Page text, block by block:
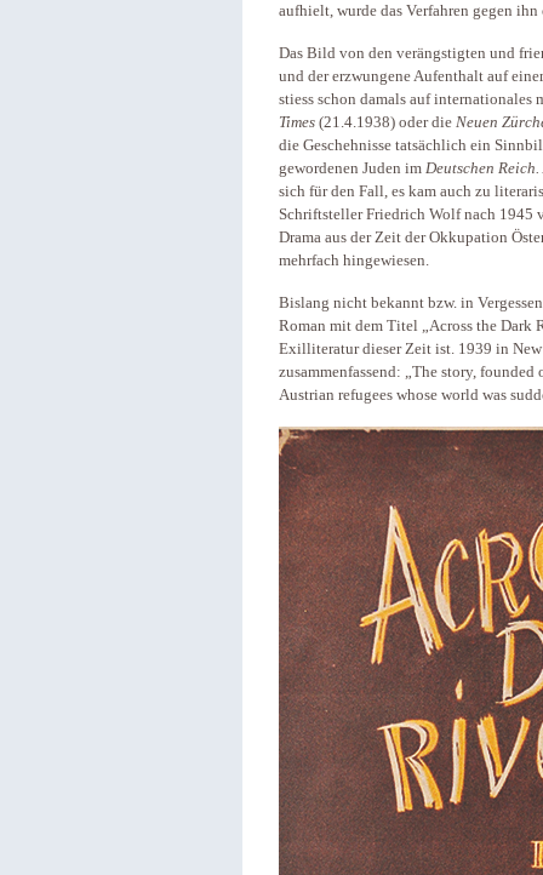
aufhielt, wurde das Verfahren gegen
Das Bild von den verängstigten und
und der erzwungene Aufenthalt auf
stiess schon damals auf internationales
Times (21.4.1938) oder die Neuen
die Geschehnisse tatsächlich ein
gewordenen Juden im Deutschen Reich.
sich für den Fall, es kam auch zu
Schriftsteller Friedrich Wolf nach 1945
Drama aus der Zeit der Okkupation
mehrfach hingewiesen.
Bislang nicht bekannt bzw. in
Roman mit dem Titel „Across the Dark
Exilliteratur dieser Zeit ist. 1939 in
zusammenfassend: „The story,
Austrian refugees whose world was